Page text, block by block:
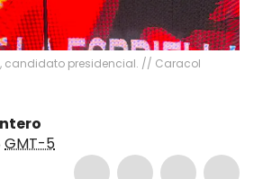
candidato presidencial. // Caracol
GMT-5